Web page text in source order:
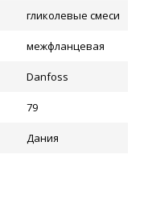
гликолевые смеси
межфланцевая
Danfoss
79
Дания